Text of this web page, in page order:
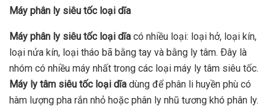
Máy phân ly siêu tốc loại dĩa
Máy phân ly siêu tốc loại dĩa có nhiều loại: loại hở, loại kín,
loại nửa kín, loại tháo bã bằng tay và bằng ly tâm. Ðây là
nhóm có nhiều máy nhất trong các loại máy ly tâm siêu tốc.
Máy ly tâm siêu tốc loại dĩa dùng để phân li huyền phù có
hàm lượng pha rắn nhỏ hoặc phân ly nhũ tương khó phân ly.